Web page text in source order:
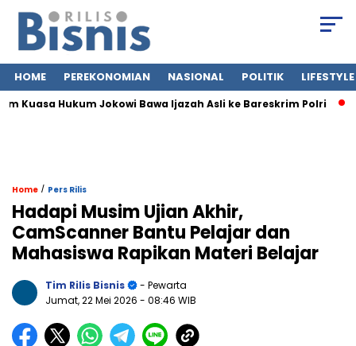
HOME PEREKONOMIAN NASIONAL POLITIK LIFESTYLE
Hukum Jokowi Bawa Ijazah Asli ke Bareskrim Polri
Home / Pers Rilis
Hadapi Musim Ujian Akhir,
CamScanner Bantu Pelajar dan
Mahasiswa Rapikan Materi Belajar
Tim Rilis Bisnis
- Pewarta
Jumat, 22 Mei 2026 - 08:46 WIB